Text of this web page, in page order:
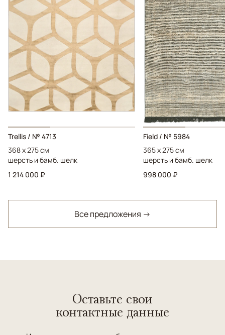
Trellis / № 4713
368 x 275 см
шерсть и бамб. шелк
1 214 000 ₽
Field / № 5984
365 x 275 см
шерсть и бамб. шелк
998 000 ₽
Все предложения →
Оставьте свои
контактные данные